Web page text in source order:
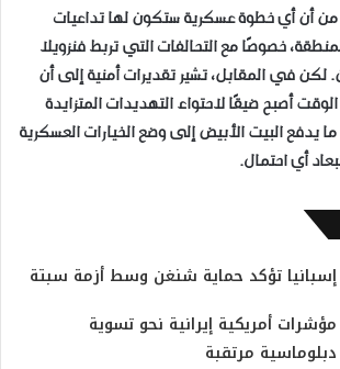
من أن أي خطوة عسكرية ستكون لها تداعيات
خصوصًا مع التحالفات التي تربط فنزويلا
لكن في المقابل، تشير تقديرات أمنية إلى أن
أصبح ضيقًا لاحتواء التهديدات المتزايدة
يدفع البيت الأبيض إلى وضع الخيارات العسكرية
أي احتمال.
إسبانيا تؤكد حماية شنغن وسط أزمة سبتة
مؤشرات أمريكية إيرانية نحو تسوية
دبلوماسية مرتقبة